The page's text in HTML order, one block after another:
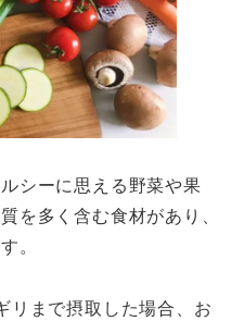
シーに思える野菜や果
を多く含む食材があり、
。
リまで摂取した場合、お